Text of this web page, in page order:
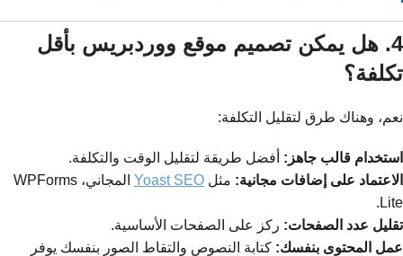
4. هل يمكن تصميم موقع ووردبريس بأقل
تكلفة؟
نعم، وهناك طرق لتقليل التكلفة:
استخدام قالب جاهز: أفضل طريقة لتقليل الوقت والتكلفة.
الاعتماد على إضافات مجانية: مثل Yoast SEO
المجاني، WPForms
Lite.
تقليل عدد الصفحات: ركز على الصفحات الأساسية.
عمل المحتوى بنفسك: كتابة النصوص والتقاط الصور بنفسك يوفر